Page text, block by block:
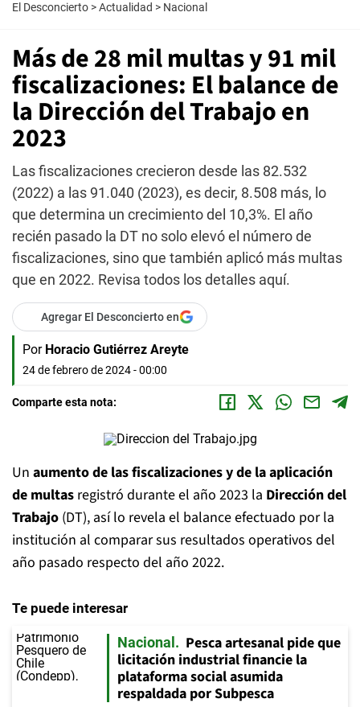
El Desconcierto >Actualidad > Nacional
Más de 28 mil multas y 91 mil
fiscalizaciones: El balance de
la Dirección del Trabajo en
2023
Las fiscalizaciones crecieron desde las 82.532
(2022) a las 91.040 (2023), es decir, 8.508 más, lo
que determina un crecimiento del 10,3%. El año
recién pasado la DT no solo elevó el número de
fiscalizaciones, sino que también aplicó más multas
que en 2022. Revisa todos los detalles aquí.
Agregar El Desconcierto en
Por Horacio Gutiérrez Areyte
24 de febrero de 2024 - 00:00
Comparte esta nota:
Un aumento de las fiscalizaciones y de la aplicación
de multas registró durante el año 2023 la Dirección del
Trabajo (DT), así lo revela el balance efectuado por la
institución al comparar sus resultados operativos del
año pasado respecto del año 2022.
Te puede interesar
Nacional
Pesca artesanal pide que
licitación industrial financie la
plataforma social asumida
respaldada por Subpesca